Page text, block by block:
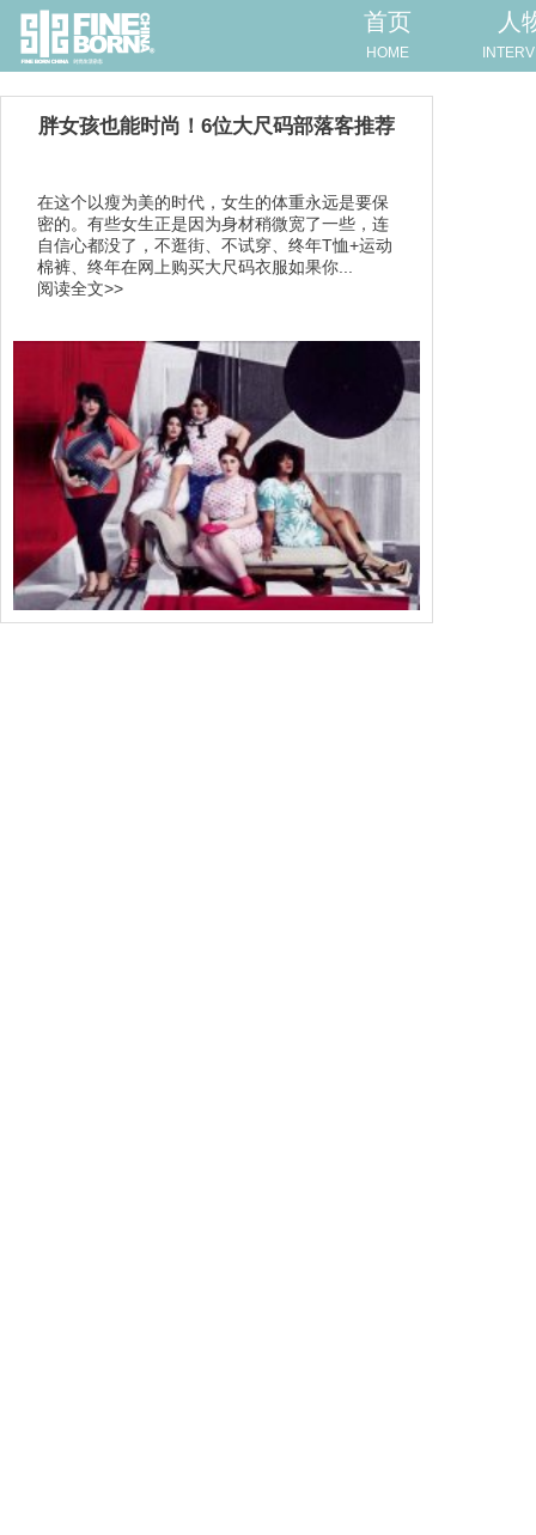
首页
HOME
人
胖女孩也能时尚！6位大尺码部落客推荐
在这个以瘦为美的时代，女生的体重永远是要保
密的。有些女生正是因为身材稍微宽了一些，连
自信心都没了，不逛街、不试穿、终年T恤+运动
棉裤、终年在网上购买大尺码衣服如果你...
阅读全文>>